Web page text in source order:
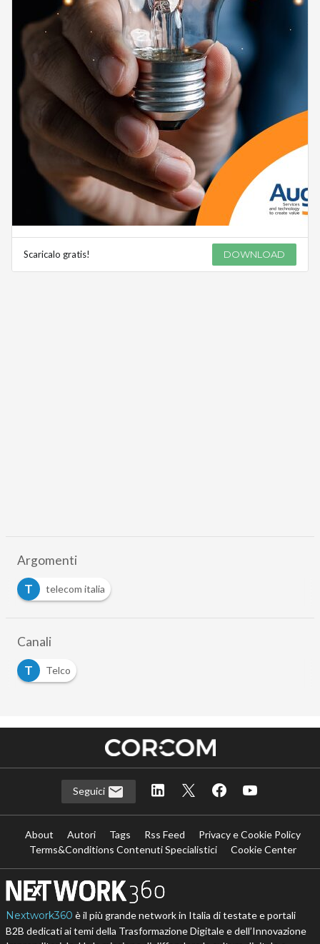
Scaricalo gratis! DOWNLOAD
Argomenti
T
telecom italia
Canali
T
Telco
Seguici
About Autori Tags Rss Feed
Privacy e Cookie Policy
Terms&Conditions Contenuti Specialistici
Cookie Center
Nextwork360 è il più grande network in Italia di testate e portali
B2B dedicati ai temi della Trasformazione Digitale e dell’Innovazione